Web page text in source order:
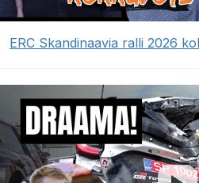
ERC Skandinaavia ralli 2026